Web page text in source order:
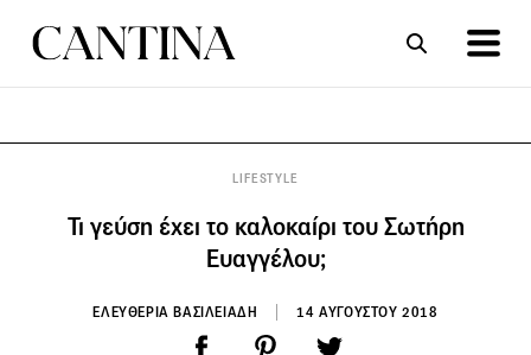
LIFESTYLE
Τι γεύση έχει το καλοκαίρι του Σωτήρη
Ευαγγέλου;
ΕΛΕΥΘΕΡΙΑ ΒΑΣΙΛΕΙΑΔΗ 14 ΑΥΓΟΥΣΤΟΥ 2018